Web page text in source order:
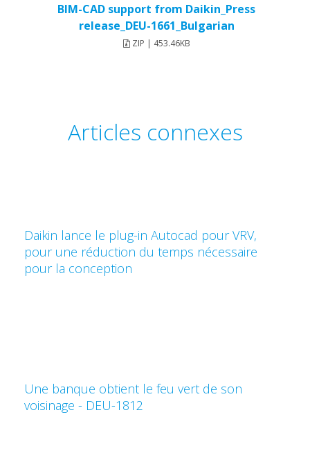
BIM-CAD support from Daikin_Press
release_DEU-1661_Bulgarian
ZIP | 453.46KB
Articles connexes
Daikin lance le plug-in Autocad pour VRV,
pour une réduction du temps nécessaire
pour la conception
Une banque obtient le feu vert de son
voisinage - DEU-1812